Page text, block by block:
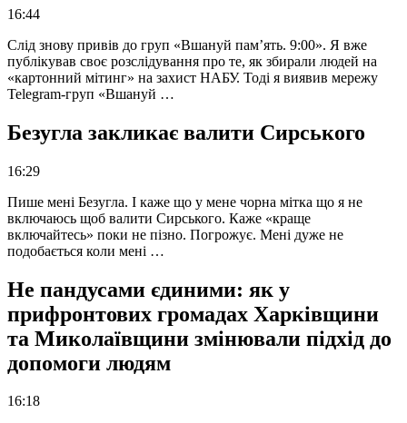
16:44
Слід знову привів до груп «Вшануй пам’ять. 9:00». Я вже
публікував своє розслідування про те, як збирали людей на
«картонний мітинг» на захист НАБУ. Тоді я виявив мережу
Telegram-груп «Вшануй …
Безугла закликає валити Сирського
16:29
Пише мені Безугла. І каже що у мене чорна мітка що я не
включаюсь щоб валити Сирського. Каже «краще
включайтесь» поки не пізно. Погрожує. Мені дуже не
подобається коли мені …
Не пандусами єдиними: як у
прифронтових громадах Харківщини
та Миколаївщини змінювали підхід до
допомоги людям
16:18